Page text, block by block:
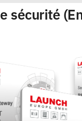
sécurité